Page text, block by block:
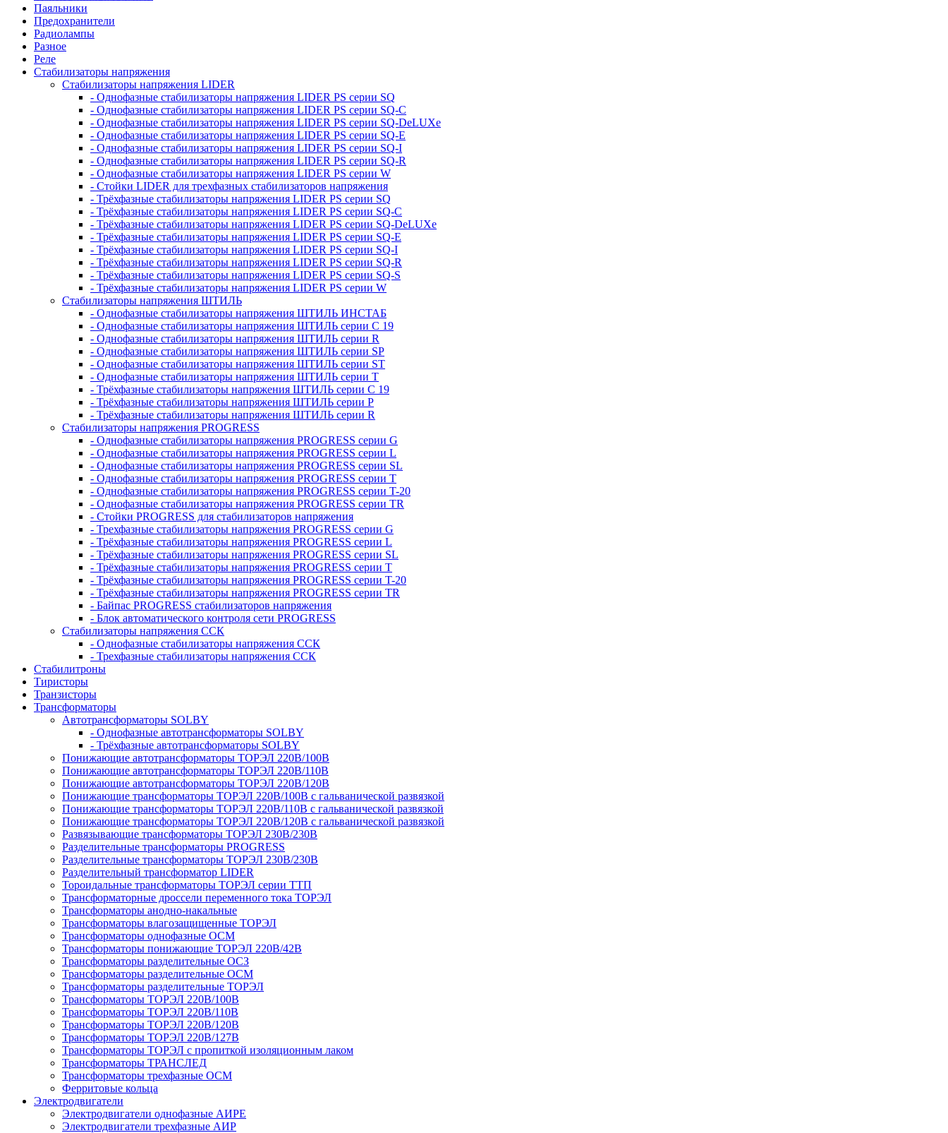
Паяльники
Предохранители
Радиолампы
Разное
Реле
Стабилизаторы напряжения
Стабилизаторы напряжения LIDER
- Однофазные стабилизаторы напряжения LIDER PS серии SQ
- Однофазные стабилизаторы напряжения LIDER PS серии SQ-C
- Однофазные стабилизаторы напряжения LIDER PS серии SQ-DeLUXe
- Однофазные стабилизаторы напряжения LIDER PS серии SQ-E
- Однофазные стабилизаторы напряжения LIDER PS серии SQ-I
- Однофазные стабилизаторы напряжения LIDER PS серии SQ-R
- Однофазные стабилизаторы напряжения LIDER PS серии W
- Стойки LIDER для трехфазных стабилизаторов напряжения
- Трёхфазные стабилизаторы напряжения LIDER PS серии SQ
- Трёхфазные стабилизаторы напряжения LIDER PS серии SQ-C
- Трёхфазные стабилизаторы напряжения LIDER PS серии SQ-DeLUXe
- Трёхфазные стабилизаторы напряжения LIDER PS серии SQ-E
- Трёхфазные стабилизаторы напряжения LIDER PS серии SQ-I
- Трёхфазные стабилизаторы напряжения LIDER PS серии SQ-R
- Трёхфазные стабилизаторы напряжения LIDER PS серии SQ-S
- Трёхфазные стабилизаторы напряжения LIDER PS серии W
Стабилизаторы напряжения ШТИЛЬ
- Однофазные стабилизаторы напряжения ШТИЛЬ ИНСТАБ
- Однофазные стабилизаторы напряжения ШТИЛЬ серии C 19
- Однофазные стабилизаторы напряжения ШТИЛЬ серии R
- Однофазные стабилизаторы напряжения ШТИЛЬ серии SP
- Однофазные стабилизаторы напряжения ШТИЛЬ серии ST
- Однофазные стабилизаторы напряжения ШТИЛЬ серии T
- Трёхфазные стабилизаторы напряжения ШТИЛЬ серии C 19
- Трёхфазные стабилизаторы напряжения ШТИЛЬ серии P
- Трёхфазные стабилизаторы напряжения ШТИЛЬ серии R
Стабилизаторы напряжения PROGRESS
- Однофазные стабилизаторы напряжения PROGRESS серии G
- Однофазные стабилизаторы напряжения PROGRESS серии L
- Однофазные стабилизаторы напряжения PROGRESS серии SL
- Однофазные стабилизаторы напряжения PROGRESS серии T
- Однофазные стабилизаторы напряжения PROGRESS серии T-20
- Однофазные стабилизаторы напряжения PROGRESS серии TR
- Стойки PROGRESS для стабилизаторов напряжения
- Трехфазные стабилизаторы напряжения PROGRESS серии G
- Трёхфазные стабилизаторы напряжения PROGRESS серии L
- Трёхфазные стабилизаторы напряжения PROGRESS серии SL
- Трёхфазные стабилизаторы напряжения PROGRESS серии T
- Трёхфазные стабилизаторы напряжения PROGRESS серии T-20
- Трёхфазные стабилизаторы напряжения PROGRESS серии TR
- Байпас PROGRESS стабилизаторов напряжения
- Блок автоматического контроля сети PROGRESS
Стабилизаторы напряжения ССК
- Однофазные стабилизаторы напряжения ССК
- Трехфазные стабилизаторы напряжения ССК
Стабилитроны
Тиристоры
Транзисторы
Трансформаторы
Автотрансформаторы SOLBY
- Однофазные автотрансформаторы SOLBY
- Трёхфазные автотрансформаторы SOLBY
Понижающие автотрансформаторы ТОРЭЛ 220В/100В
Понижающие автотрансформаторы ТОРЭЛ 220В/110В
Понижающие автотрансформаторы ТОРЭЛ 220В/120В
Понижающие трансформаторы ТОРЭЛ 220В/100В с гальванической развязкой
Понижающие трансформаторы ТОРЭЛ 220В/110В с гальванической развязкой
Понижающие трансформаторы ТОРЭЛ 220В/120В с гальванической развязкой
Развязывающие трансформаторы ТОРЭЛ 230В/230В
Разделительные трансформаторы PROGRESS
Разделительные трансформаторы ТОРЭЛ 230В/230В
Разделительный трансформатор LIDER
Тороидальные трансформаторы ТОРЭЛ серии ТТП
Трансформаторные дроссели переменного тока ТОРЭЛ
Трансформаторы анодно-накальные
Трансформаторы влагозащищенные ТОРЭЛ
Трансформаторы однофазные ОСМ
Трансформаторы понижающие ТОРЭЛ 220В/42В
Трансформаторы разделительные ОСЗ
Трансформаторы разделительные ОСМ
Трансформаторы разделительные ТОРЭЛ
Трансформаторы ТОРЭЛ 220В/100В
Трансформаторы ТОРЭЛ 220В/110В
Трансформаторы ТОРЭЛ 220В/120В
Трансформаторы ТОРЭЛ 220В/127В
Трансформаторы ТОРЭЛ с пропиткой изоляционным лаком
Трансформаторы ТРАНСЛЕД
Трансформаторы трехфазные ОСМ
Ферритовые кольца
Электродвигатели
Электродвигатели однофазные АИРЕ
Электродвигатели трехфазные АИР